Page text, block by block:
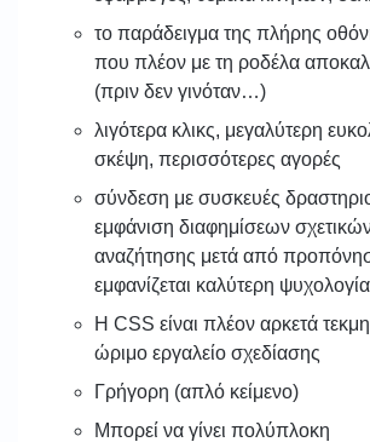
το παράδειγμα της πλήρης
που πλέον με τη ροδέλα
(πριν δεν γινόταν…)
λιγότερα κλικς, μεγαλύτερη
σκέψη, περισσότερες αγορές
σύνδεση με συσκευές
εμφάνιση διαφημίσεων
αναζήτησης μετά από
εμφανίζεται καλύτερη
Η CSS είναι πλέον αρκετά
ώριμο εργαλείο σχεδίασης
Γρήγορη (απλό κείμενο)
Μπορεί να γίνει πολύπλοκη